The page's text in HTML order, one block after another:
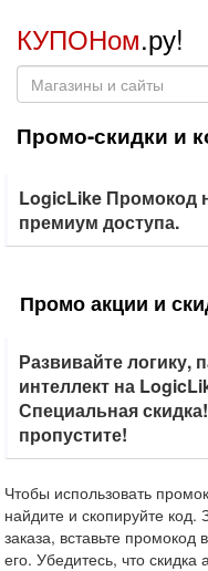
КУПОНом.ру!
Промо-скидки и
LogicLike Промокод
премиум доступа.
Промо акции и
Развивайте логику,
интеллект на
Специальная
пропустите!
Чтобы использовать
найдите и скопируйте
заказа, вставьте
его. Убедитесь, что скидка